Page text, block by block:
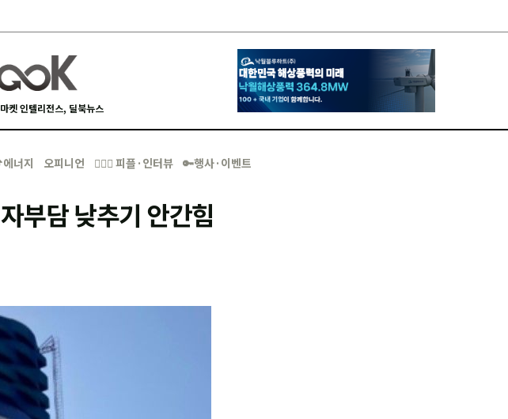
켓 인텔리전스, 딜북뉴스
에너지 오피니언 🙋🏻‍♂️ 피플·인터뷰 🔑행사·이벤트
부담 낮추기 안간힘